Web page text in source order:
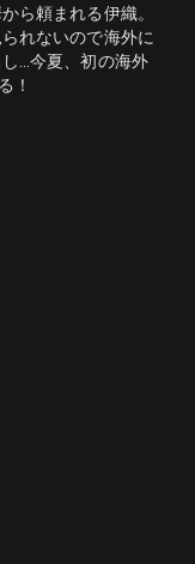
ら頼まれる伊織。
れないので海外に
…今夏、初の海外
！